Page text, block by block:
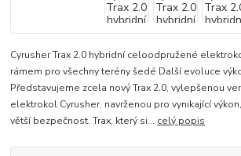
Cyrusher Trax 2.0 hybridní celoodpružené
rámem pro všechny terény šedé Další evoluce
Představujeme zcela nový Trax 2.0, vylepšenou
elektrokol Cyrusher, navrženou pro vynikající
větší bezpečnost. Trax, který si... celý popis